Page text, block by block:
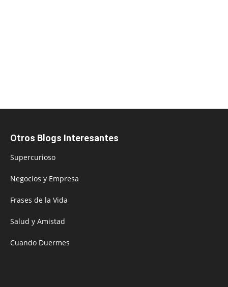
Otros Blogs Interesantes
Supercurioso
Negocios y Empresa
Frases de la Vida
Salud y Amistad
Cuando Duermes